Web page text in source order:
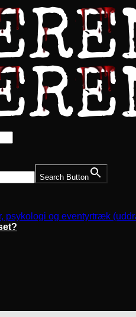
Search Button
psykologi og eventyrtræk